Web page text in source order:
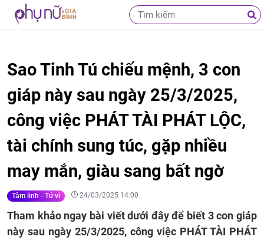
Sao Tinh Tú chiếu mệnh, 3 con
giáp này sau ngày 25/3/2025,
công việc PHÁT TÀI PHÁT LỘC,
tài chính sung túc, gặp nhiều
may mắn, giàu sang bất ngờ
Tâm linh - Tử vi 24/03/2025 14:00
Tham khảo ngay bài viết dưới đây để biết 3 con giáp
này sau ngày 25/3/2025, công việc PHÁT TÀI PHÁT